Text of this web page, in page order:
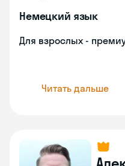
Немецкий язык
Для взрослых -
Читать дальше